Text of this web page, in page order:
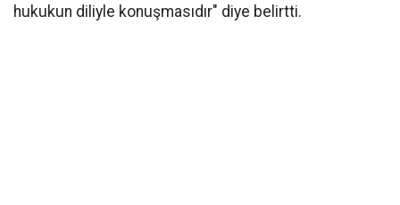
hukukun diliyle konuşmasıdır" diye belirtti.